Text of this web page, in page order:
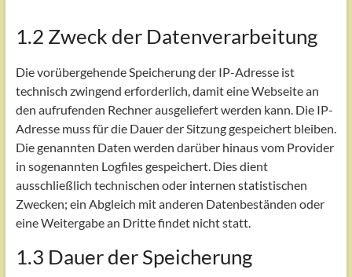
1.2 Zweck der Datenverarbeitung
Die vorübergehende Speicherung der IP-Adresse ist
technisch zwingend erforderlich, damit eine Webseite an
den aufrufenden Rechner ausgeliefert werden kann. Die IP-
Adresse muss für die Dauer der Sitzung gespeichert bleiben.
Die genannten Daten werden darüber hinaus vom Provider
in sogenannten Logfiles gespeichert. Dies dient
ausschließlich technischen oder internen statistischen
Zwecken; ein Abgleich mit anderen Datenbeständen oder
eine Weitergabe an Dritte findet nicht statt.
1.3 Dauer der Speicherung